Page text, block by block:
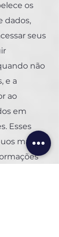
os
dados,
seus
não
e a
ao
em
Esses
maior